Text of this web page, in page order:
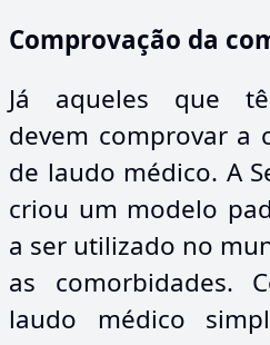
Comprovação da
Já aqueles que
devem comprovar a
de laudo médico. A
criou um modelo
a ser utilizado no
as comorbidades.
laudo médico